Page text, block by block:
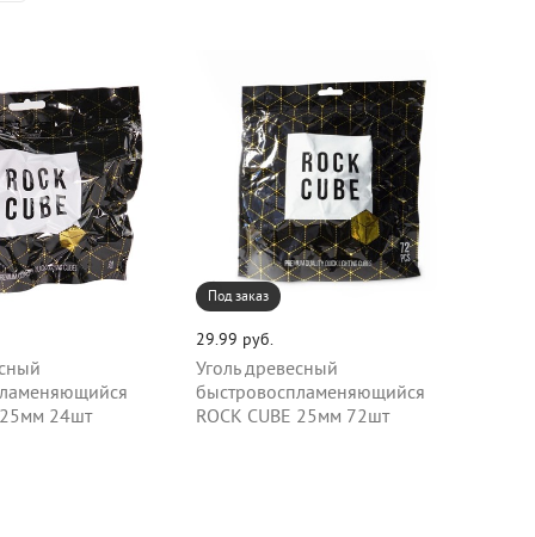
25мм 24шт
Под заказ
29.99 руб.
Уголь древесный
быстровоспламеняющийся
ROCK CUBE 25мм 72шт